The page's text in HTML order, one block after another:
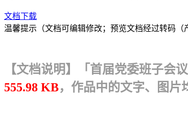
文档下载
温馨提示（文档可编辑修改；预览文档经过转码（
【文档说明】「首届党委班子会
555.98 KB，作品中的文字、图片